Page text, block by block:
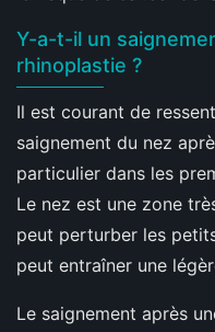
Y-a-t-il un
rhinoplastie ?
Il est courant de
saignement du nez
particulier dans les
Le nez est une zone
peut perturber les
peut entraîner une
Le saignement après